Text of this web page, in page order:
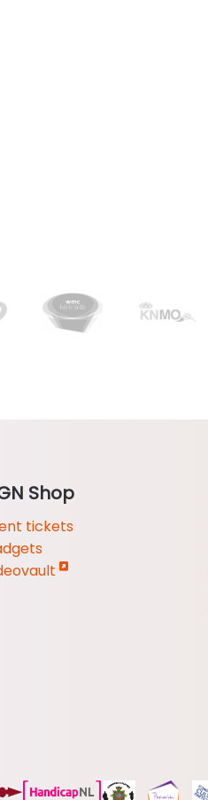
Shop
tickets